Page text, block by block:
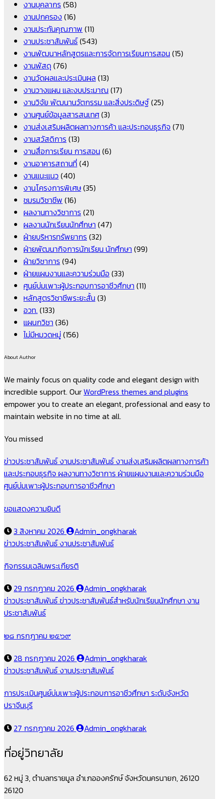
งานบุคลากร (58)
งานปกครอง (16)
งานประกันคุณภาพ (11)
งานประชาสัมพันธ์(543)
งานพัฒนาหลักสูตรและการจัดการเรียนการสอน (15)
งานพัสดุ (76)
งานวัดผลและประเมินผล (13)
งานวางแผน และงบประมาณ (17)
งานวิจัย พัฒนานวัตกรรม และสิ่งประดิษฐ์(25)
งานศูนย์ข้อมูลสารสนเทศ(3)
งานส่งเสริมผลิตผลทางการค้า และประกอบธุรกิจ (71)
งานสวัสดิการ (13)
งานสื่อการเรียน การสอน (6)
งานอาคารสถานที่ (4)
งานแนะแนว (40)
งานโครงการพิเศษ(35)
ชมรมวิชาชีพ (16)
ผลงานทางวิชาการ (21)
ผลงานนักเรียนนักศึกษา (47)
ฝ่ายบริหารทรัพยากร (32)
ฝ่ายพัฒนากิจการนักเรียน นักศึกษา (99)
ฝ่ายวิชาการ (94)
ฝ่ายแผนงานและความร่วมมือ (33)
ศูนย์บ่มเพาะผู้ประกอบการอาชีวศึกษา (11)
หลักสูตรวิชาชีพระยะสั้น (3)
อวท. (133)
แผนกวิชา (36)
ไม่มีหมวดหมู่ (156)
About Author
We mainly focus on quality code and elegant design with
incredible support. OurWordPress themes and plugins
empower you to create an elegant, professional and easy to
maintain website in no time at all.
You missed
ข่าวประชาสัมพันธ์งานประชาสัมพันธ์งานส่งเสริมผลิตผลทางการค้า
และประกอบธุรกิจ ผลงานทางวิชาการ ฝ่ายแผนงานและความร่วมมือ
ศูนย์บ่มเพาะผู้ประกอบการอาชีวศึกษา
ขอแสดงความยินดี
3 สิงหาคม 2026
Admin_ongkharak
ข่าวประชาสัมพันธ์งานประชาสัมพันธ์
กิจกรรมเฉลิมพระเกียรติ
29 กรกฎาคม 2026
Admin_ongkharak
ข่าวประชาสัมพันธ์ข่าวประชาสัมพันธ์สำหรับนักเรียนนักศึกษา งาน
ประชาสัมพันธ์
๒๘ กรกฎาคม ๒๕๖๙
28 กรกฎาคม 2026
Admin_ongkharak
ข่าวประชาสัมพันธ์งานประชาสัมพันธ์
การประเมินศูนย์บ่มเพาะผู้ประกอบการอาชีวศึกษา ระดับจังหวัด
ปราจีนบุรี
27 กรกฎาคม 2026
Admin_ongkharak
ที่อยู่วิทยาลัย
62 หมู่ 3, ตำบลทรายมูล อำเภอองครักษ์ จังหวัดนครนายก, 26120
26120